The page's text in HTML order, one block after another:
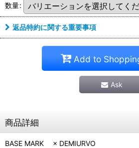
数量:
返品特約に関する重要事項
Add to
Ask
商品詳細
BASE MARK × DEMIURVO